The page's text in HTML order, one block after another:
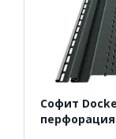
Софит
перфорация